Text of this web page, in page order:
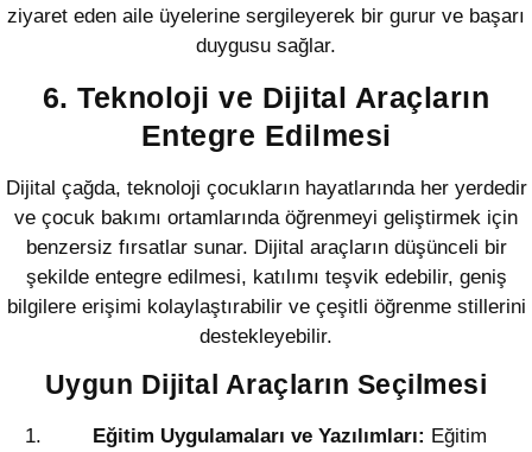
ziyaret eden aile üyelerine sergileyerek bir gurur ve başarı
duygusu sağlar.
6. Teknoloji ve Dijital Araçların
Entegre Edilmesi
Dijital çağda, teknoloji çocukların hayatlarında her yerdedir
ve çocuk bakımı ortamlarında öğrenmeyi geliştirmek için
benzersiz fırsatlar sunar. Dijital araçların düşünceli bir
şekilde entegre edilmesi, katılımı teşvik edebilir, geniş
bilgilere erişimi kolaylaştırabilir ve çeşitli öğrenme stillerini
destekleyebilir.
Uygun Dijital Araçların Seçilmesi
Eğitim Uygulamaları ve Yazılımları: Eğitim